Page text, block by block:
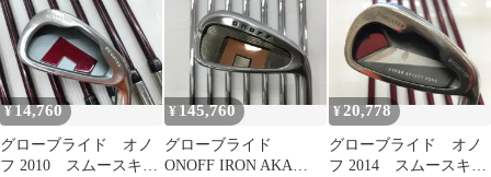
ンセット 中古【最短
即日発送】
グラトリ ラントリ フリ
ースタイル キャンバー
¥14,760
グローブライド オノ
フ 2010 スムースキッ
¥145,760
グローブライド
ONOFF IRON AKA
¥20,778
グローブライド オノ
フ 2014 スムースキッ